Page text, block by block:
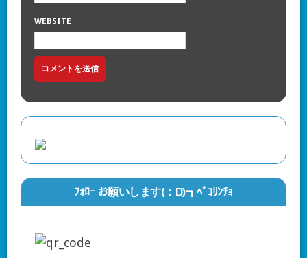
WEBSITE
ﾌｫﾛｰ お願いします(：D)┓ﾍﾟｺﾘﾝﾁｮ